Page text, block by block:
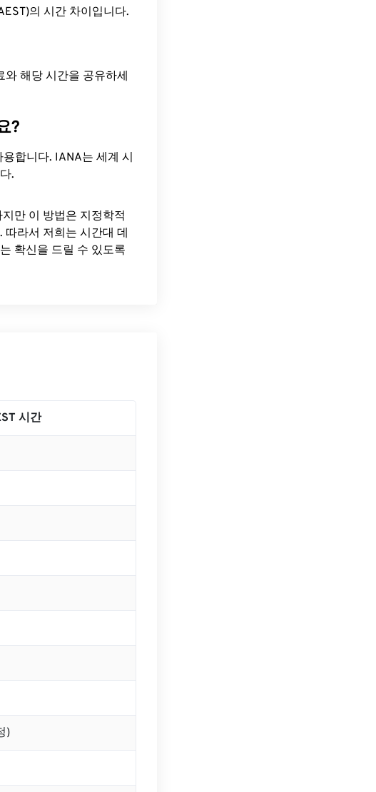
의 시간 차이입니다.
해당 시간을 공유하세
?
합니다. IANA는 세계 시
.
만 이 방법은 지정학적
라서 저희는 시간대 데
확신을 드릴 수 있도록
시간
)